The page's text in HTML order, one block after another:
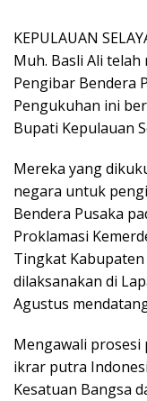
KEPULAUAN
Muh. Basli Ali
Pengibar Bendera
Pengukuhan ini
Bupati Kepulauan
Mereka yang
negara untuk
Bendera Pusaka
Proklamasi
Tingkat Kabupaten
dilaksanakan di
Agustus
Mengawali prosesi
ikrar putra
Kesatuan Bangsa